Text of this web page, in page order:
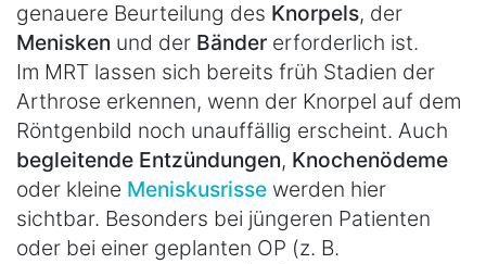
genauere Beurteilung des Knorpels, der
Menisken und der Bänder erforderlich ist.
Im MRT lassen sich bereits früh Stadien der
Arthrose erkennen, wenn der Knorpel auf dem
Röntgenbild noch unauffällig erscheint. Auch
begleitende Entzündungen, Knochenödeme
oder kleine Meniskusrisse werden hier
sichtbar. Besonders bei jüngeren Patienten
oder bei einer geplanten OP (z. B.